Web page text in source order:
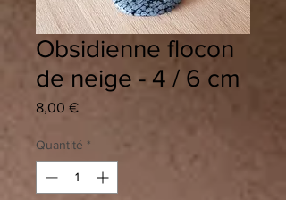
Obsidienne flocon
de neige - 4 / 6 cm
8,00 €Prix
Quantité *